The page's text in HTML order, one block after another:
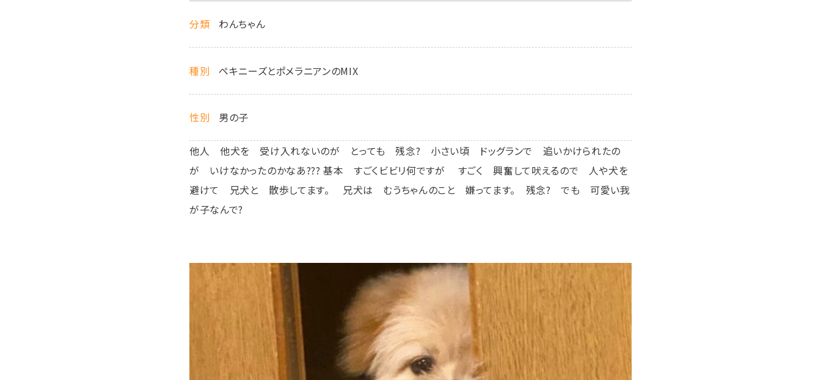
分類 わんちゃん
種別 ペキニーズとポメラニアンのMIX
性別 男の子
他人 他犬を 受け入れないのが とっても 残念? 小さい頃 ドッグランで 追いかけられたの
が いけなかったのかなあ??? 基本 すごくビビリ何ですが すごく 興奮して吠えるので 人や犬を
避けて 兄犬と 散歩してます。 兄犬は むうちゃんのこと 嫌ってます。 残念? でも 可愛い我
が子なんで?